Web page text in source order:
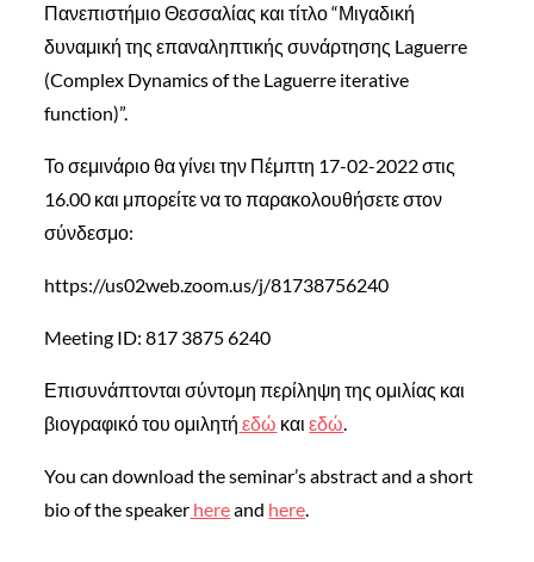
Πανεπιστήμιο Θεσσαλίας και τίτλο “Μιγαδική
δυναμική της επαναληπτικής συνάρτησης Laguerre
(Complex Dynamics of the Laguerre iterative
function)”.
Το σεμινάριο θα γίνει την Πέμπτη 17-02-2022 στις
16.00 και μπορείτε να το παρακολουθήσετε στον
σύνδεσμο:
https://us02web.zoom.us/j/81738756240
Meeting ID: 817 3875 6240
Επισυνάπτονται σύντομη περίληψη της ομιλίας και
βιογραφικό του ομιλητή εδώ καιεδώ.
You can download the seminar’s abstract and a short
bio of the speaker hereand here.